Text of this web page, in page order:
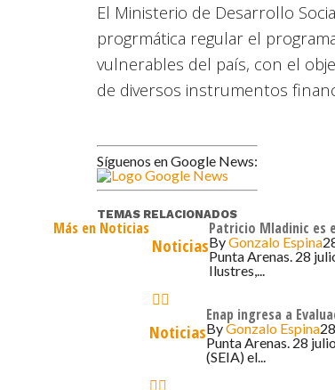
El Ministerio de Desarrollo
progrmática regular el
vulnerables del país, con el
de diversos instrumentos
Síguenos en Google News:
TEMAS RELACIONADOS
Más en Noticias
Noticias
Patricio Mladinic es
ByGonzalo Espina
Punta Arenas. 28
Ilustres,...
Noticias
Enap ingresa a
ByGonzalo Espina
Punta Arenas. 28
(SEIA) el...